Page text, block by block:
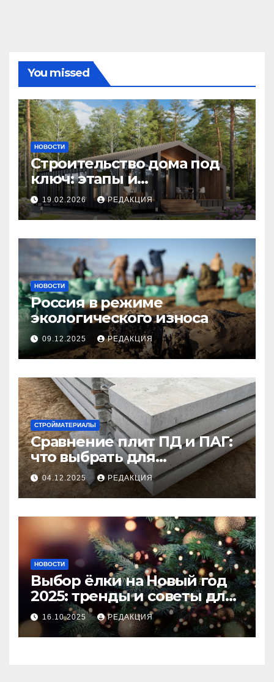
You missed
НОВОСТИ
Строительство дома под
ключ: этапы и
планирование бюджета
19.02.2026 РЕДАКЦИЯ
НОВОСТИ
Россия в режиме
экологического износа
09.12.2025 РЕДАКЦИЯ
СТРОЙМАТЕРИАЛЫ
Сравнение плит ПД и ПАГ:
что выбрать для
долговечного и прочного
покрытия
04.12.2025 РЕДАКЦИЯ
НОВОСТИ
Выбор ёлки на Новый год
2025: тренды и советы для
идеального праздника
16.10.2025 РЕДАКЦИЯ